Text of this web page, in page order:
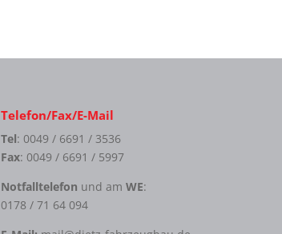
Telefon/Fax/E-Mail
Tel: 0049 / 6691 / 3536
Fax: 0049 / 6691 / 5997
Notfalltelefon und am WE:
0178 / 71 64 094